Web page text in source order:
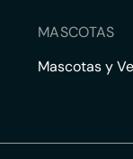
MASCOTAS
Mascotas y